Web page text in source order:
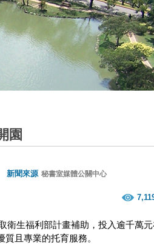
園
新聞來源 秘書室媒體公關中心
衛生福利部計畫補助，投入逾千萬
且專業的托育服務。